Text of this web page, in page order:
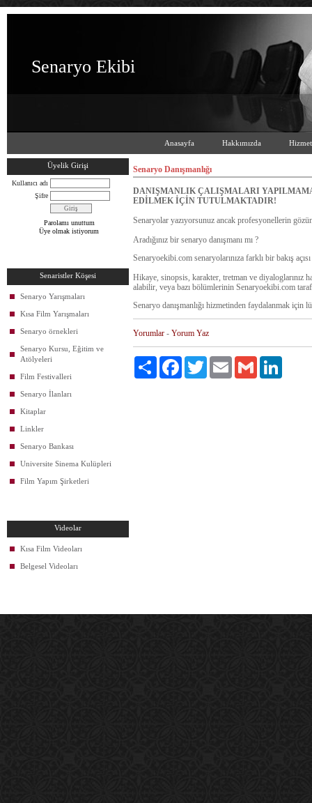
Senaryo Ekibi
Anasayfa Hakkımızda
Üyelik Girişi
Kullanıcı adı
Şifre
Parolamı unuttum
Üye olmak istiyorum
Senaristler Köşesi
Senaryo Yarışmaları
Kısa Film Yarışmaları
Senaryo örnekleri
Senaryo Kursu, Eğitim ve
Atölyeleri
Film Festivalleri
Senaryo İlanları
Kitaplar
Linkler
Senaryo Bankası
Universite Sinema Kulüpleri
Film Yapım Şirketleri
Videolar
Kısa Film Videoları
Belgesel Videoları
Senaryo Danışmanlığı
DANIŞMANLIK ÇALIŞMALARI
EDİLMEK İÇİN TUTULMAKTADIR!
Senaryolar yazıyorsunuz ancak profesyonellerin
Aradığınız bir senaryo danışmanı mı ?
Senaryoekibi.com senaryolarınıza farklı bir bakış
Hikaye, sinopsis, karakter, tretman ve diyaloglarınız
alabilir, veya bazı bölümlerinin Senaryoekibi.com
Senaryo danışmanlığı hizmetinden faydalanmak için
Yorumlar - Yorum Yaz
Paylaş FacebookTwitter Email Gmail